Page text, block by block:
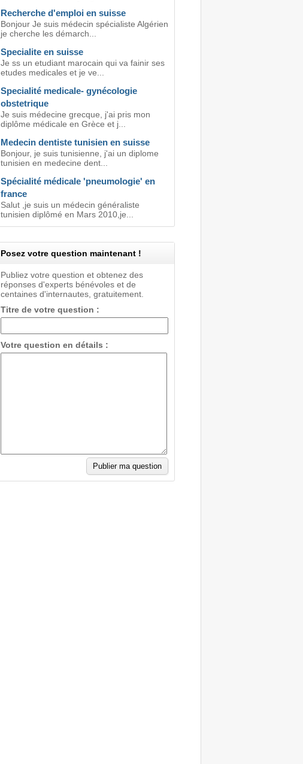
Recherche d'emploi en suisse
Bonjour Je suis médecin spécialiste Algérien
je cherche les démarch...
Specialite en suisse
Je ss un etudiant marocain qui va fainir ses
etudes medicales et je ve...
Specialité medicale- gynécologie
obstetrique
Je suis médecine grecque, j'ai pris mon
diplôme médicale en Grèce et j...
Medecin dentiste tunisien en suisse
Bonjour, je suis tunisienne, j'ai un diplome
tunisien en medecine dent...
Spécialité médicale 'pneumologie' en
france
Salut ,je suis un médecin généraliste
tunisien diplômé en Mars 2010,je...
Posez votre question maintenant !
Publiez votre question et obtenez des
réponses d'experts bénévoles et de
centaines d'internautes, gratuitement.
Titre de votre question :
Votre question en détails :